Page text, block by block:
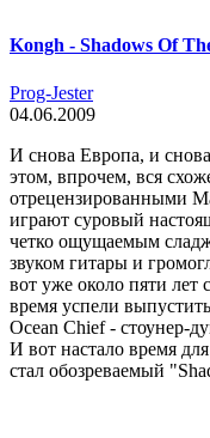
Kongh - Shadows Of
Prog-Jester
04.06.2009
И снова Европа, и
этом, впрочем, вся
отрецензированными
играют суровый
четко ощущаемым
звуком гитары и
вот уже около пяти лет
время успели
Ocean Chief - стоунер-
И вот настало время
стал обозреваемый